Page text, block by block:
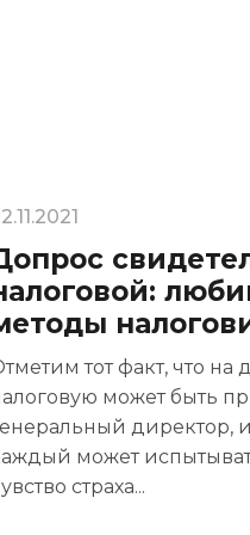
тот факт, что на
может быть
директор,
может
страха...